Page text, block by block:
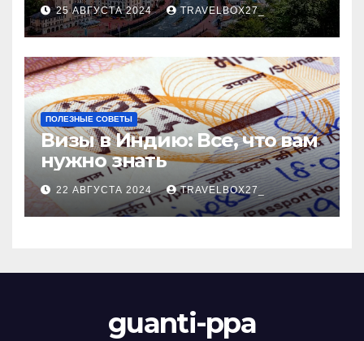
25 АВГУСТА 2024 TRAVELBOX27_
ПОЛЕЗНЫЕ СОВЕТЫ
Визы в Индию: Все, что вам
нужно знать
22 АВГУСТА 2024 TRAVELBOX27_
guanti-ppa